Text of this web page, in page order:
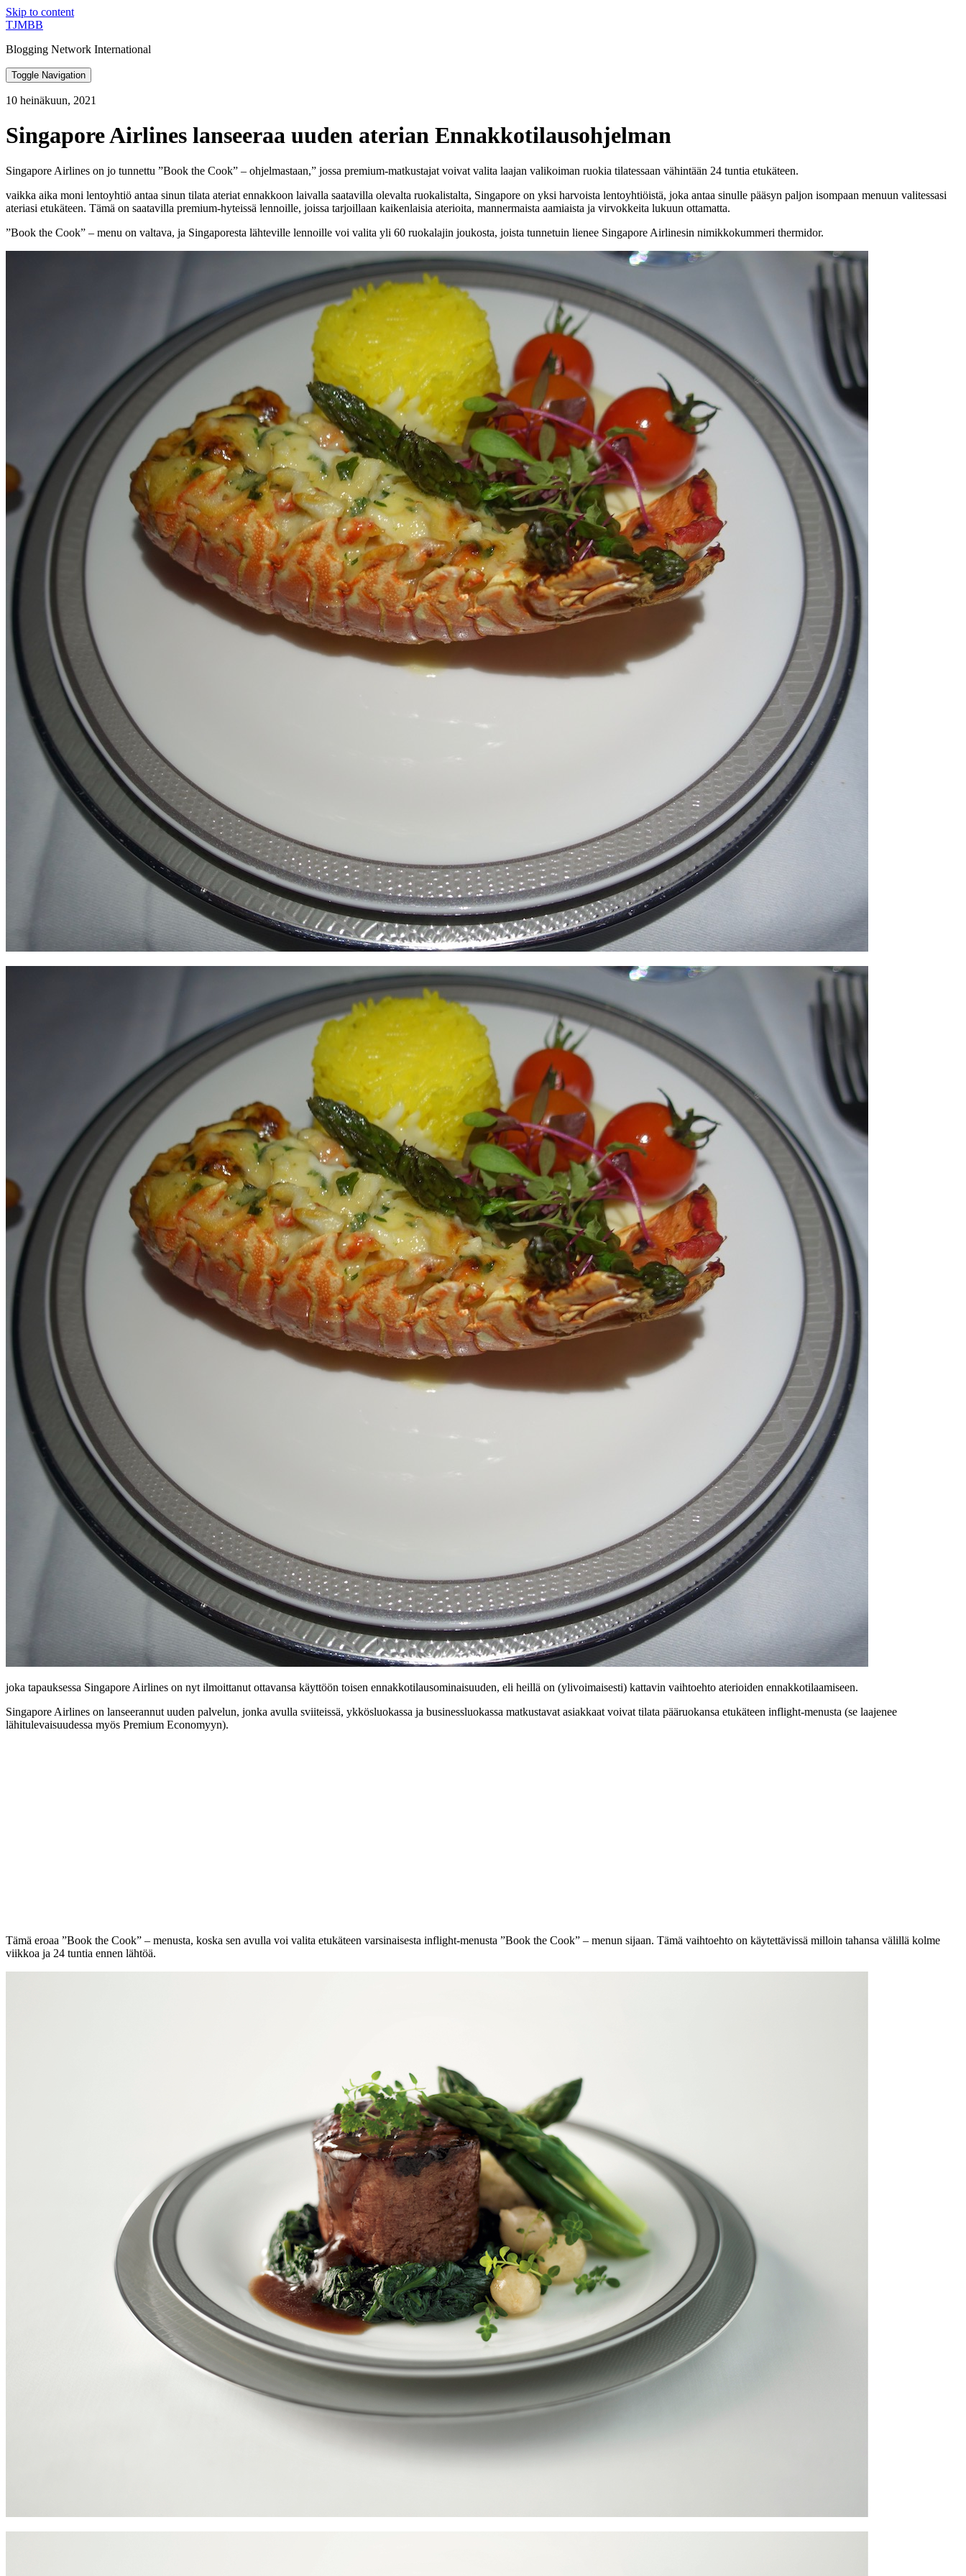
Skip to content
TJMBB
Blogging Network International
Toggle Navigation
10 heinäkuun, 2021
Singapore Airlines lanseeraa uuden aterian Ennakkotilausohjelman
Singapore Airlines on jo tunnettu ”Book the Cook” – ohjelmastaan,” jossa premium-matkustajat voivat valita laajan valikoiman ruokia tilatessaan vähintään 24 tuntia etukäteen.
vaikka aika moni lentoyhtiö antaa sinun tilata ateriat ennakkoon laivalla saatavilla olevalta ruokalistalta, Singapore on yksi harvoista lentoyhtiöistä, joka antaa sinulle pääsyn paljon isompaan menuun valitessasi
ateriasi etukäteen. Tämä on saatavilla premium-hyteissä lennoille, joissa tarjoillaan kaikenlaisia aterioita, mannermaista aamiaista ja virvokkeita lukuun ottamatta.
”Book the Cook” – menu on valtava, ja Singaporesta lähteville lennoille voi valita yli 60 ruokalajin joukosta, joista tunnetuin lienee Singapore Airlinesin nimikkokummeri thermidor.
joka tapauksessa Singapore Airlines on nyt ilmoittanut ottavansa käyttöön toisen ennakkotilausominaisuuden, eli heillä on (ylivoimaisesti) kattavin vaihtoehto aterioiden ennakkotilaamiseen.
Singapore Airlines on lanseerannut uuden palvelun, jonka avulla sviiteissä, ykkösluokassa ja businessluokassa matkustavat asiakkaat voivat tilata pääruokansa etukäteen inflight-menusta (se laajenee
lähitulevaisuudessa myös Premium Economyyn).
Tämä eroaa ”Book the Cook” – menusta, koska sen avulla voi valita etukäteen varsinaisesta inflight-menusta ”Book the Cook” – menun sijaan. Tämä vaihtoehto on käytettävissä milloin tahansa välillä kolme
viikkoa ja 24 tuntia ennen lähtöä.